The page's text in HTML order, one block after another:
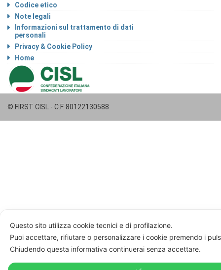
Codice etico
Note legali
Informazioni sul trattamento di dati
personali
Privacy & Cookie Policy
Home
© FIRST CISL - C.F. 80122130588
Questo sito utilizza cookie tecnici e di profilazione.
Puoi accettare, rifiutare o personalizzare i cookie premendo i
Chiudendo questa informativa continuerai senza accettare.